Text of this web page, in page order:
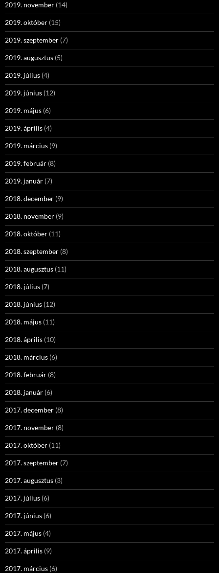
2019. november (14)
2019. október (15)
2019. szeptember (7)
2019. augusztus (5)
2019. július (4)
2019. június (12)
2019. május (6)
2019. április (4)
2019. március (9)
2019. február (8)
2019. január (7)
2018. december (9)
2018. november (9)
2018. október (11)
2018. szeptember (8)
2018. augusztus (11)
2018. július (7)
2018. június (12)
2018. május (11)
2018. április (10)
2018. március (6)
2018. február (8)
2018. január (6)
2017. december (8)
2017. november (8)
2017. október (11)
2017. szeptember (7)
2017. augusztus (3)
2017. július (6)
2017. június (6)
2017. május (4)
2017. április (9)
2017. március (6)